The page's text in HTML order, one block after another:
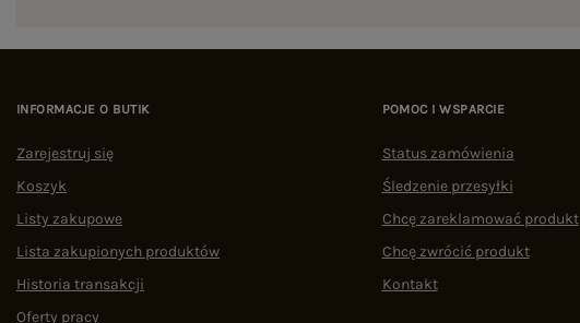
INFORMACJE O BUTIK
Zarejestruj się
Koszyk
Listy zakupowe
Lista zakupionych produktów
Historia transakcji
Oferty pracy
POMOC I WSPARCIE
Status zamówienia
Śledzenie przesyłki
Chcę zareklamować produkt
Chcę zwrócić produkt
Kontakt